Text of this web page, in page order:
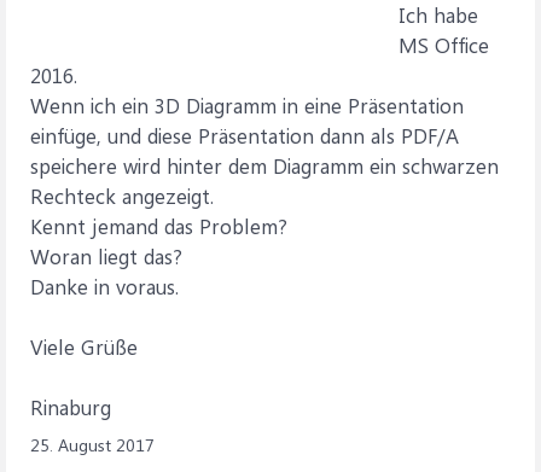
Ich habe
MS Office
2016.
Wenn ich ein 3D Diagramm in eine Präsentation
einfüge, und diese Präsentation dann als PDF/A
speichere wird hinter dem Diagramm ein schwarzen
Rechteck angezeigt.
Kennt jemand das Problem?
Woran liegt das?
Danke in voraus.
Viele Grüße
Rinaburg
25. August 2017